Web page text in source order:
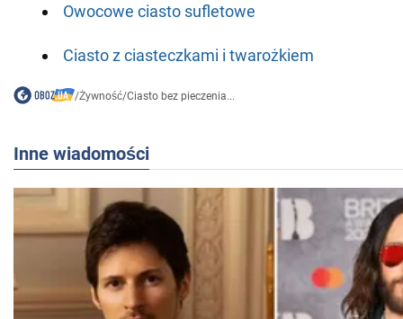
Owocowe ciasto sufletowe
Ciasto z ciasteczkami i twarożkiem
/Żywność/Ciasto bez pieczenia...
Inne wiadomości